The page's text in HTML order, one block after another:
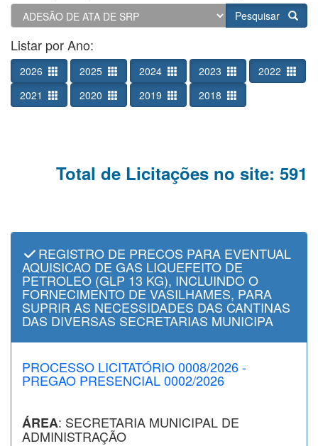
Pesquisar
Listar por Ano:
2026 2025 2024 2023
2022
2021
2020 2019 2018
Total de Licitações no site: 591
REGISTRO DE PRECOS PARA EVENTUAL
AQUISICAO DE GAS LIQUEFEITO DE
PETROLEO (GLP 13 KG), INCLUINDO O
FORNECIMENTO DE VASILHAMES, PARA
SUPRIR AS NECESSIDADES DAS CANTINAS
DAS DIVERSAS SECRETARIAS MUNICIPA
PROCESSO LICITATÓRIO 0008/2026 -
PREGAO PRESENCIAL 0002/2026
ÁREA: SECRETARIA MUNICIPAL DE
ADMINISTRAÇÃO